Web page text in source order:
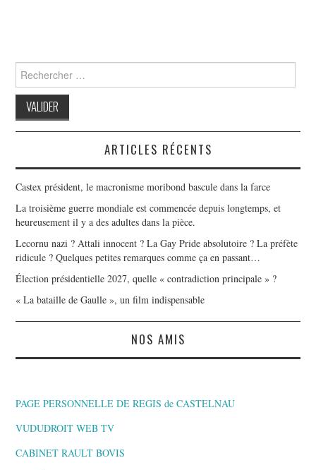
Search
for:
ARTICLES RÉCENTS
Castex président, le macronisme moribond bascule dans la farce
La troisième guerre mondiale est commencée depuis longtemps, et
heureusement il y a des adultes dans la pièce.
Lecornu nazi ? Attali innocent ? La Gay Pride absolutoire ? La préfète
ridicule ? Quelques petites remarques comme ça en passant…
Élection présidentielle 2027, quelle « contradiction principale » ?
« La bataille de Gaulle », un film indispensable
NOS AMIS
PAGE PERSONNELLE DE REGIS de CASTELNAU
VUDUDROIT WEB TV
CABINET RAULT BOVIS